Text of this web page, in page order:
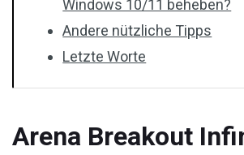
Windows 10/11 beheben?
Andere nützliche Tipps
Letzte Worte
Arena Breakout